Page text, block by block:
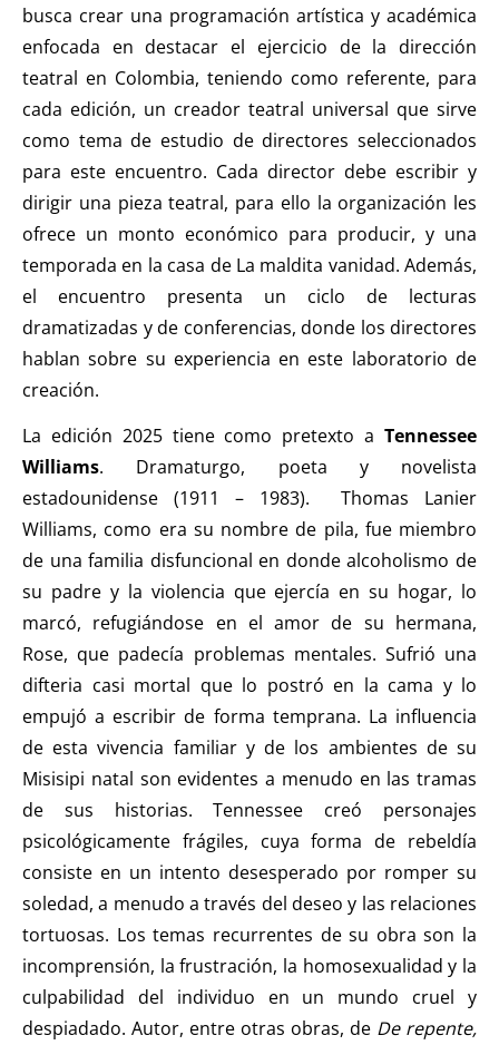
busca crear una programación artística y académica
enfocada en destacar el ejercicio de la dirección
teatral en Colombia, teniendo como referente, para
cada edición, un creador teatral universal que sirve
como tema de estudio de directores seleccionados
para este encuentro. Cada director debe escribir y
dirigir una pieza teatral, para ello la organización les
ofrece un monto económico para producir, y una
temporada en la casa de La maldita vanidad. Además,
el encuentro presenta un ciclo de lecturas
dramatizadas y de conferencias, donde los directores
hablan sobre su experiencia en este laboratorio de
creación.
La edición 2025 tiene como pretexto a Tennessee
Williams. Dramaturgo, poeta y novelista
estadounidense (1911 – 1983). Thomas Lanier
Williams, como era su nombre de pila, fue miembro
de una familia disfuncional en donde alcoholismo de
su padre y la violencia que ejercía en su hogar, lo
marcó, refugiándose en el amor de su hermana,
Rose, que padecía problemas mentales. Sufrió una
difteria casi mortal que lo postró en la cama y lo
empujó a escribir de forma temprana. La influencia
de esta vivencia familiar y de los ambientes de su
Misisipi natal son evidentes a menudo en las tramas
de sus historias. Tennessee creó personajes
psicológicamente frágiles, cuya forma de rebeldía
consiste en un intento desesperado por romper su
soledad, a menudo a través del deseo y las relaciones
tortuosas. Los temas recurrentes de su obra son la
incomprensión, la frustración, la homosexualidad y la
culpabilidad del individuo en un mundo cruel y
despiadado. Autor, entre otras obras, de De repente,